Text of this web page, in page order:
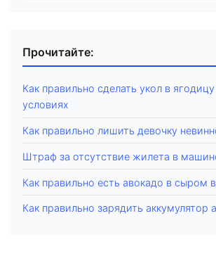
Прочитайте:
Как правильно сделать укол в
условиях
Как правильно лишить девочку
Штраф за отсутствие жилета в
Как правильно есть авокадо в сыром
Как правильно зарядить аккумулятор